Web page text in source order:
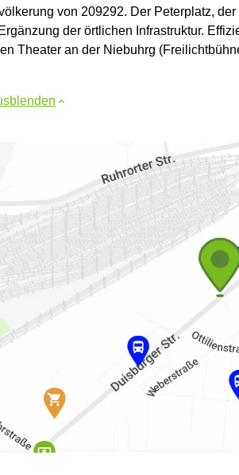
von 209292. Der Peterplatz,
der örtlichen Infrastruktur.
Theater an der Niebuhrg